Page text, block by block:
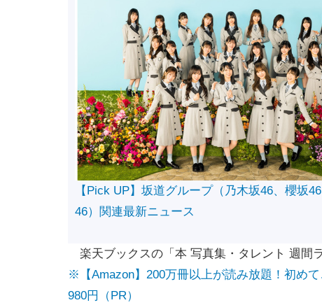
【Pick UP】坂道グループ（乃木坂46、櫻坂
46）関連最新ニュース
楽天ブックスの「本 写真集・タレント 週間
※【Amazon】200万冊以上が読み放題！初め
980円（PR）